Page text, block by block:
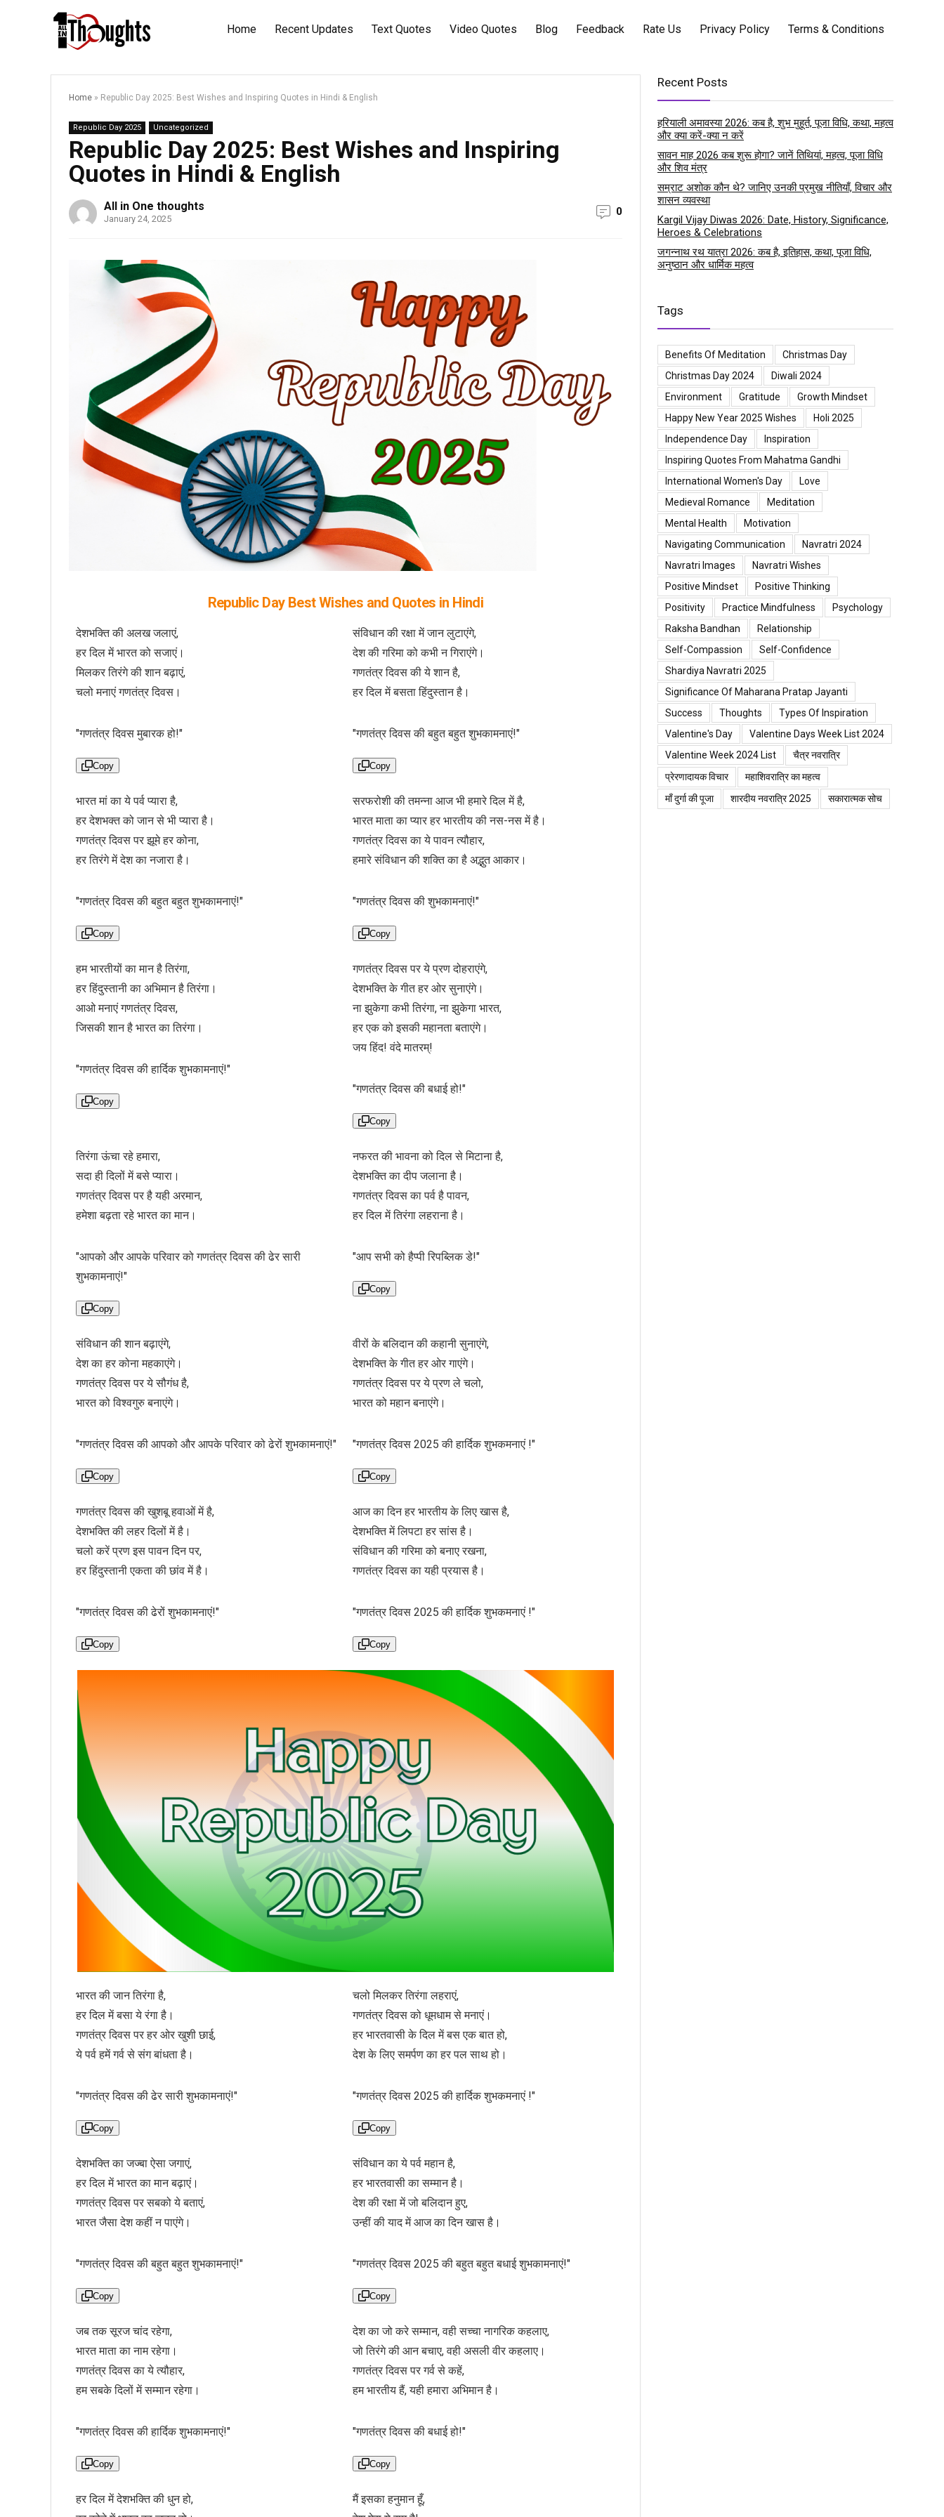
Home Recent Updates Text Quotes Video Quotes Blog Feedback Rate Us Privacy Policy Terms & Conditions
Home » Republic Day 2025: Best Wishes and Inspiring Quotes in Hindi & English
Republic Day 2025 Uncategorized
Republic Day 2025: Best Wishes and Inspiring
Quotes in Hindi & English
All in One thoughts
January 24, 2025
0
Republic Day Best Wishes and Quotes in Hindi
देशभक्ति की अलख जलाएं,
हर दिल में भारत को सजाएं।
मिलकर तिरंगे की शान बढ़ाएं,
चलो मनाएं गणतंत्र दिवस।
"गणतंत्र दिवस मुबारक हो!"
Copy
संविधान की रक्षा में जान लुटाएंगे,
देश की गरिमा को कभी न गिराएंगे।
गणतंत्र दिवस की ये शान है,
हर दिल में बसता हिंदुस्तान है।
"गणतंत्र दिवस की बहुत बहुत शुभकामनाएं!"
Copy
भारत मां का ये पर्व प्यारा है,
हर देशभक्त को जान से भी प्यारा है।
गणतंत्र दिवस पर झूमे हर कोना,
हर तिरंगे में देश का नजारा है।
"गणतंत्र दिवस की बहुत बहुत शुभकामनाएं!"
Copy
सरफरोशी की तमन्ना आज भी हमारे दिल में है,
भारत माता का प्यार हर भारतीय की नस-नस में है।
गणतंत्र दिवस का ये पावन त्यौहार,
हमारे संविधान की शक्ति का है अद्भुत आकार।
"गणतंत्र दिवस की शुभकामनाएं!"
Copy
हम भारतीयों का मान है तिरंगा,
हर हिंदुस्तानी का अभिमान है तिरंगा।
आओ मनाएं गणतंत्र दिवस,
जिसकी शान है भारत का तिरंगा।
"गणतंत्र दिवस की हार्दिक शुभकामनाएं!"
Copy
गणतंत्र दिवस पर ये प्रण दोहराएंगे,
देशभक्ति के गीत हर ओर सुनाएंगे।
ना झुकेगा कभी तिरंगा, ना झुकेगा भारत,
हर एक को इसकी महानता बताएंगे।
जय हिंद! वंदे मातरम्!
"गणतंत्र दिवस की बधाई हो!"
Copy
तिरंगा ऊंचा रहे हमारा,
सदा ही दिलों में बसे प्यारा।
गणतंत्र दिवस पर है यही अरमान,
हमेशा बढ़ता रहे भारत का मान।
"आपको और आपके परिवार को गणतंत्र दिवस की ढेर सारी
शुभकामनाएं!"
Copy
नफरत की भावना को दिल से मिटाना है,
देशभक्ति का दीप जलाना है।
गणतंत्र दिवस का पर्व है पावन,
हर दिल में तिरंगा लहराना है।
"आप सभी को हैप्पी रिपब्लिक डे!"
Copy
संविधान की शान बढ़ाएंगे,
देश का हर कोना महकाएंगे।
गणतंत्र दिवस पर ये सौगंध है,
भारत को विश्वगुरु बनाएंगे।
"गणतंत्र दिवस की आपको और आपके परिवार को ढेरों शुभकामनाएं!"
Copy
वीरों के बलिदान की कहानी सुनाएंगे,
देशभक्ति के गीत हर ओर गाएंगे।
गणतंत्र दिवस पर ये प्रण ले चलो,
भारत को महान बनाएंगे।
"गणतंत्र दिवस 2025 की हार्दिक शुभकमनाएं !"
Copy
गणतंत्र दिवस की खुशबू हवाओं में है,
देशभक्ति की लहर दिलों में है।
चलो करें प्रण इस पावन दिन पर,
हर हिंदुस्तानी एकता की छांव में है।
"गणतंत्र दिवस की ढेरों शुभकामनाएं!"
Copy
आज का दिन हर भारतीय के लिए खास है,
देशभक्ति में लिपटा हर सांस है।
संविधान की गरिमा को बनाए रखना,
गणतंत्र दिवस का यही प्रयास है।
"गणतंत्र दिवस 2025 की हार्दिक शुभकमनाएं !"
Copy
भारत की जान तिरंगा है,
हर दिल में बसा ये रंगा है।
गणतंत्र दिवस पर हर ओर खुशी छाई,
ये पर्व हमें गर्व से संग बांधता है।
"गणतंत्र दिवस की ढेर सारी शुभकामनाएं!"
Copy
चलो मिलकर तिरंगा लहराएं,
गणतंत्र दिवस को धूमधाम से मनाएं।
हर भारतवासी के दिल में बस एक बात हो,
देश के लिए समर्पण का हर पल साथ हो।
"गणतंत्र दिवस 2025 की हार्दिक शुभकमनाएं !"
Copy
देशभक्ति का जज्बा ऐसा जगाएं,
हर दिल में भारत का मान बढ़ाएं।
गणतंत्र दिवस पर सबको ये बताएं,
भारत जैसा देश कहीं न पाएंगे।
"गणतंत्र दिवस की बहुत बहुत शुभकामनाएं!"
Copy
संविधान का ये पर्व महान है,
हर भारतवासी का सम्मान है।
देश की रक्षा में जो बलिदान हुए,
उन्हीं की याद में आज का दिन खास है।
"गणतंत्र दिवस 2025 की बहुत बहुत बधाई शुभकामनाएं!"
Copy
जब तक सूरज चांद रहेगा,
भारत माता का नाम रहेगा।
गणतंत्र दिवस का ये त्यौहार,
हम सबके दिलों में सम्मान रहेगा।
"गणतंत्र दिवस की हार्दिक शुभकामनाएं!"
Copy
देश का जो करे सम्मान, वही सच्चा नागरिक कहलाए,
जो तिरंगे की आन बचाए, वही असली वीर कहलाए।
गणतंत्र दिवस पर गर्व से कहें,
हम भारतीय हैं, यही हमारा अभिमान है।
"गणतंत्र दिवस की बधाई हो!"
Copy
हर दिल में देशभक्ति की धुन हो,
मैं इसका हनुमान हूँ,
Recent Posts
हरियाली अमावस्या 2026: कब है, शुभ मुहूर्त, पूजा विधि, कथा, महत्व
और क्या करें-क्या न करें
सावन माह 2026 कब शुरू होगा? जानें तिथियां, महत्व, पूजा विधि
और शिव मंत्र
सम्राट अशोक कौन थे? जानिए उनकी प्रमुख नीतियाँ, विचार और
शासन व्यवस्था
Kargil Vijay Diwas 2026: Date, History, Significance,
Heroes & Celebrations
जगन्नाथ रथ यात्रा 2026: कब है, इतिहास, कथा, पूजा विधि,
अनुष्ठान और धार्मिक महत्व
Tags
Benefits Of Meditation
Christmas Day
Christmas Day 2024
Diwali 2024
Environment
Gratitude
Growth Mindset
Happy New Year 2025 Wishes
Holi 2025
Independence Day
Inspiration
Inspiring Quotes From Mahatma Gandhi
International Women's Day
Love
Medieval Romance
Meditation
Mental Health
Motivation
Navigating Communication
Navratri 2024
Navratri Images
Navratri Wishes
Positive Mindset
Positive Thinking
Positivity
Practice Mindfulness
Psychology
Raksha Bandhan
Relationship
Self-Compassion
Self-Confidence
Shardiya Navratri 2025
Significance Of Maharana Pratap Jayanti
Success
Thoughts
Types Of Inspiration
Valentine's Day
Valentine Days Week List 2024
Valentine Week 2024 List
चैत्र नवरात्रि
प्रेरणादायक विचार
महाशिवरात्रि का महत्व
माँ दुर्गा की पूजा
शारदीय नवरात्रि 2025 सकारात्मक सोच